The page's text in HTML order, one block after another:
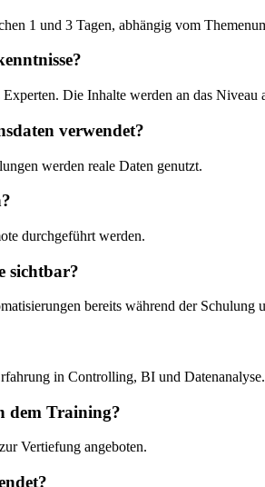
1 und 3 Tagen, abhängig vom
Die Inhalte werden an das Niveau
verwendet?
werden reale Daten genutzt.
durchgeführt werden.
sichtbar?
bereits während der Schulung
in Controlling, BI und Datenanalyse.
dem Training?
Vertiefung angeboten.